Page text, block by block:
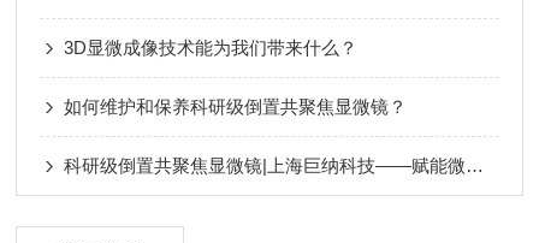
3D显微成像技术能为我们带来什么？
如何维护和保养科研级倒置共聚焦显微镜？
科研级倒置共聚焦显微镜|上海巨纳科技——赋能微观领域前沿探索